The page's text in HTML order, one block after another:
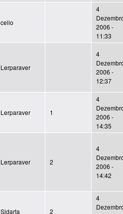
celio
4
2006 -
11:33
Lerparaver
4
2006 -
12:37
Lerparaver 1
4
2006 -
14:35
Lerparaver 2
4
2006 -
14:42
Sidarta 2
4